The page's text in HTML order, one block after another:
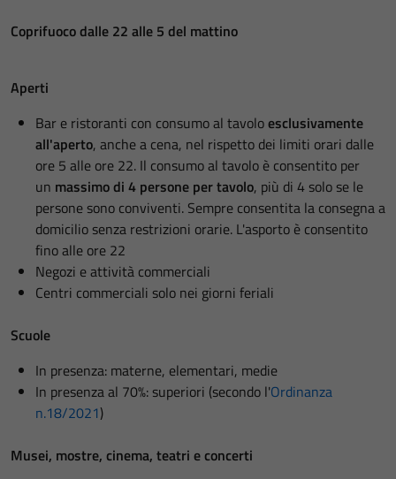
Coprifuoco dalle 22 alle 5 del mattino
Aperti
Bar e ristoranti con consumo al tavoloesclusivamente
all'aperto, anche a cena, nel rispetto dei limiti orari dalle
ore 5 alle ore 22. Il consumo al tavolo è consentito per
un massimo di 4 persone per tavolo, più di 4 solo se le
persone sono conviventi. Sempre consentita la consegna a
domicilio senza restrizioni orarie. L'asporto è consentito
fino alle ore 22
Negozi e attività commerciali
Centri commerciali solo nei giorni feriali
Scuole
In presenza: materne, elementari, medie
In presenza al 70%: superiori (secondo l'Ordinanza
n.18/2021)
Musei, mostre, cinema, teatri e concerti